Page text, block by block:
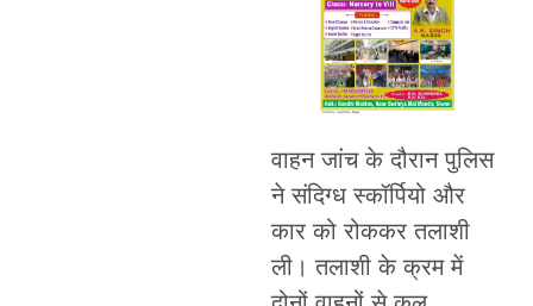
वाहन जांच के दौरान पुलिस
ने संदिग्ध स्कॉर्पियो और
कार को रोककर तलाशी
ली। तलाशी के क्रम में